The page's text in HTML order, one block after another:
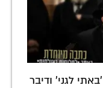
לגני' ודיבר